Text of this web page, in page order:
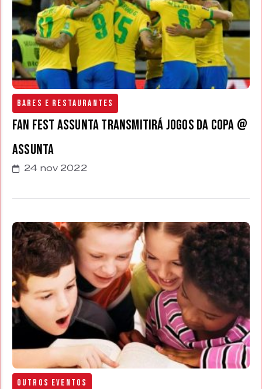
Bares e Restaurantes
Fan Fest Assunta transmitirá jogos da Copa @
Assunta
24 nov 2022
Outros Eventos